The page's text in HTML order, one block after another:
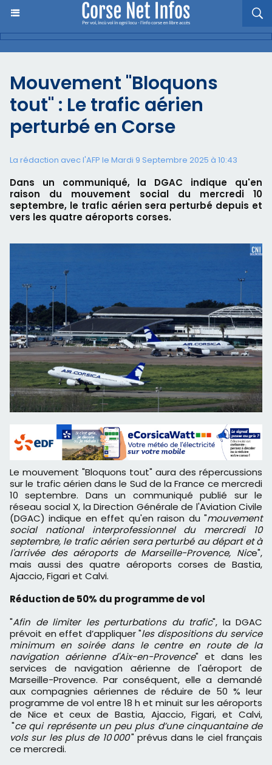
Mouvement "Bloquons
tout" : Le trafic aérien
perturbé en Corse
La rédaction avec l'AFP le Mardi 9 Septembre 2025 à 10:43
Dans un communiqué, la DGAC indique qu'en
raison du mouvement social du mercredi 10
septembre, le trafic aérien sera perturbé depuis et
vers les quatre aéroports corses.
Le mouvement "Bloquons tout" aura des répercussions
sur le trafic aérien dans le Sud de la France ce mercredi
10 septembre. Dans un communiqué publié sur le
réseau social X, la Direction Générale de l'Aviation Civile
(DGAC) indique en effet qu'en raison du "mouvement
social national interprofessionnel du mercredi 10
septembre, le trafic aérien sera perturbé au départ et à
l'arrivée des aéroports de Marseille-Provence, Nice",
mais aussi des quatre aéroports corses de Bastia,
Ajaccio, Figari et Calvi.
Réduction de 50% du programme de vol
"Afin de limiter les perturbations du trafic", la DGAC
prévoit en effet d’appliquer "les dispositions du service
minimum en soirée dans le centre en route de la
navigation aérienne d'Aix-en-Provence" et dans les
services de navigation aérienne de l'aéroport de
Marseille-Provence. Par conséquent, elle a demandé
aux compagnies aériennes de réduire de 50 % leur
programme de vol entre 18 h et minuit sur les aéroports
de Nice et ceux de Bastia, Ajaccio, Figari, et Calvi,
"ce qui représente un peu plus d’une cinquantaine de
vols sur les plus de 10 000" prévus dans le ciel français
ce mercredi.